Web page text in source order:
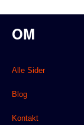
OM
Alle Sider
Blog
Kontakt